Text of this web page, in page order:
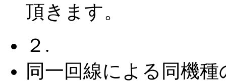
頂きます。
２.
同一回線による同機種